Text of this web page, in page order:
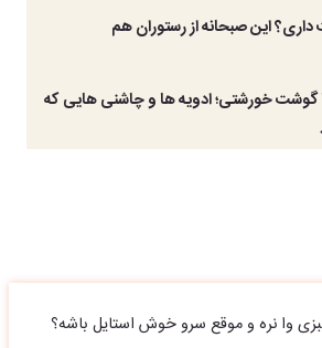
وقت داری؟ این صبحانه از رستوران هم
با گوشت خورشتی؛ ادویه ها و چاشنی هایی که
وا نره و موقع سرو خوش استایل باشه؟